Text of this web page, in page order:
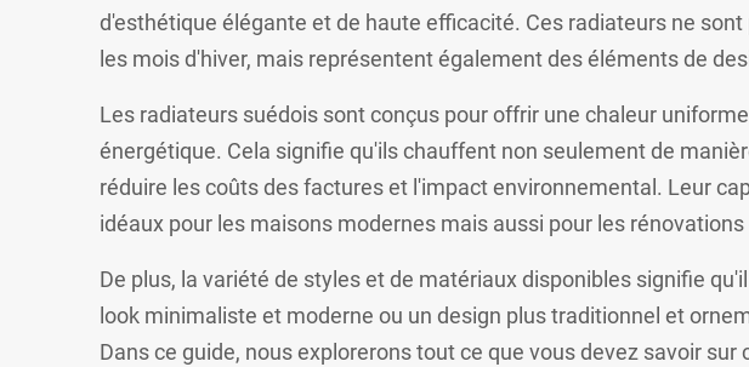
d'esthétique élégante et de haute efficacité. Ces radiateurs ne
les mois d'hiver, mais représentent également des éléments de
Les radiateurs suédois sont conçus pour offrir une chaleur
énergétique. Cela signifie qu'ils chauffent non seulement de
réduire les coûts des factures et l'impact environnemental. Leur
idéaux pour les maisons modernes mais aussi pour les
De plus, la variété de styles et de matériaux disponibles signifie
look minimaliste et moderne ou un design plus traditionnel et
Dans ce guide, nous explorerons tout ce que vous devez savoir